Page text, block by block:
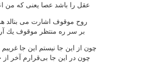
عقل را باشد عصا یعنی كه من
روح موقوف اشارت می بنالد
بر سر ره منتظر موقوف یك
چون از این جا نیستم این جا
چون در این جا بی‌قرارم آخر از